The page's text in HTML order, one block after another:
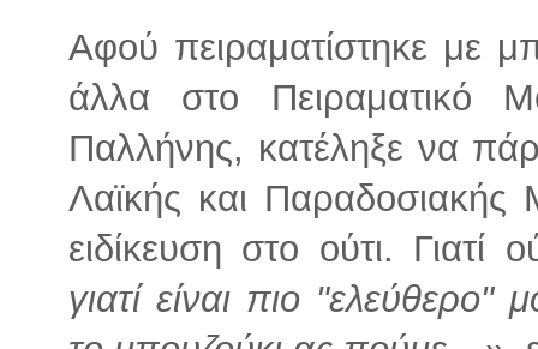
Αφού πειραματίστηκε με
άλλα στο Πειραματικό
Παλλήνης, κατέληξε να
Λαϊκής και
ειδίκευση στο ούτι. Γιατί
γιατί είναι πιο